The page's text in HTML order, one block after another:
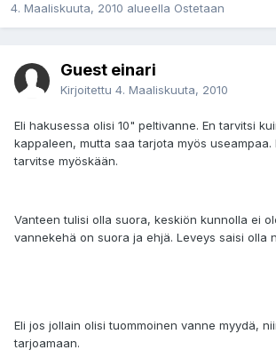
4. Maaliskuuta, 2010 alueella Ostetaan
Guest einari
Kirjoitettu 4. Maaliskuuta, 2010
Eli hakusessa olisi 10" peltivanne. En tarvitsi
kappaleen, mutta saa tarjota myös useampaa.
tarvitse myöskään.
Vanteen tulisi olla suora, keskiön kunnolla ei
vannekehä on suora ja ehjä. Leveys saisi olla
Eli jos jollain olisi tuommoinen vanne myydä,
tarjoamaan.